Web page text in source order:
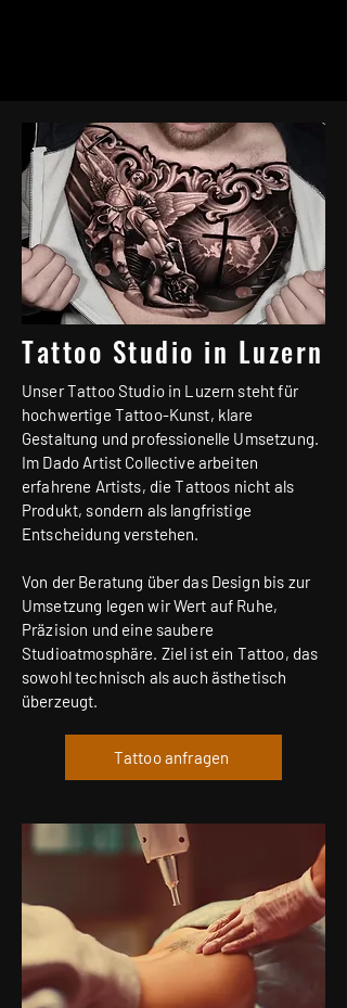
Tattoo Studio in Luzern
Unser Tattoo Studio in Luzern steht für
hochwertige Tattoo-Kunst, klare
Gestaltung und professionelle Umsetzung.
Im Dado Artist Collective arbeiten
erfahrene Artists, die Tattoos nicht als
Produkt, sondern als langfristige
Entscheidung verstehen.
Von der Beratung über das Design bis zur
Umsetzung legen wir Wert auf Ruhe,
Präzision und eine saubere
Studioatmosphäre. Ziel ist ein Tattoo, das
sowohl technisch als auch ästhetisch
überzeugt.
Tattoo anfragen